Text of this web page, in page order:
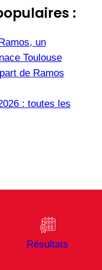
:
un
Toulouse
de Ramos
: toutes les
Résultats